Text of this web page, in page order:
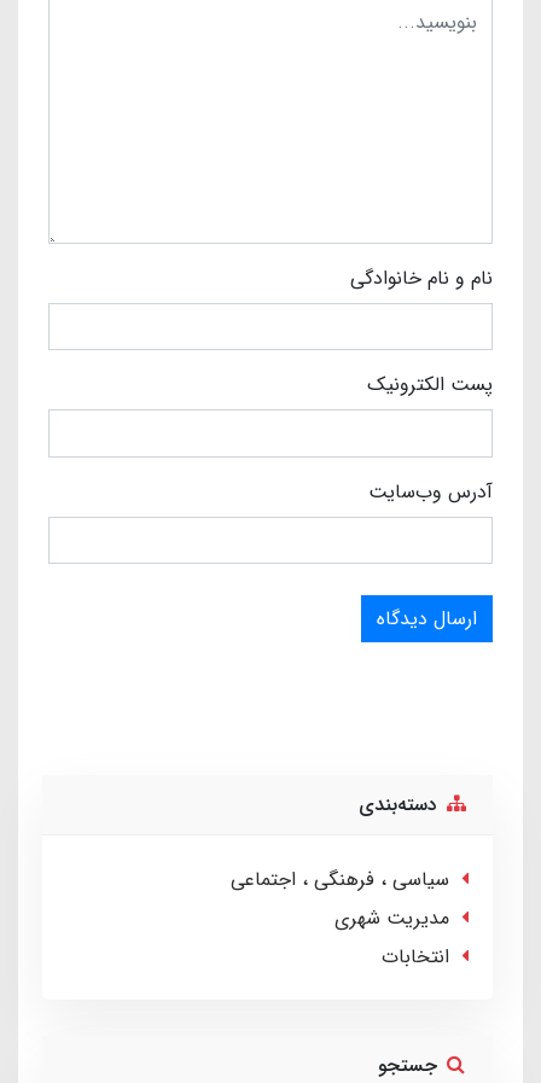
نام و نام خانوادگی
پست الکترونیک
آدرس وب‌سایت
ارسال دیدگاه
دسته‌بندی
سیاسی ، فرهنگی ، اجتماعی
مدیریت شهری
انتخابات
جستجو